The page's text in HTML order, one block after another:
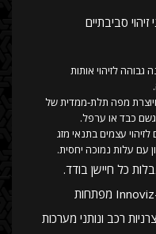
זיהוי סביבתיים
גבוהה לזיהוי אותות
מפה תלת‑ממדית של
כבד או ערפל.
לזיהוי עצמים בתנאי מזג
עם עלות נמוכה יחסית.
כל חיישן בודד.
חברות כמו Velodyne, Luminar ו-Innoviz מפתחות
רכב ונותני מערכות